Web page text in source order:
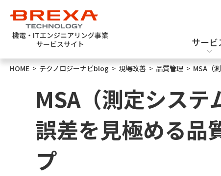
機電・ITエンジニアリング事業
サービスサイト
サービ
エンジニア派遣
機械設計
新卒採用
HOME > テクノロジーナビblog > 現場改善 > 品質管理 > MSA（
MSA（測定シス
誤差を見極める品
プ